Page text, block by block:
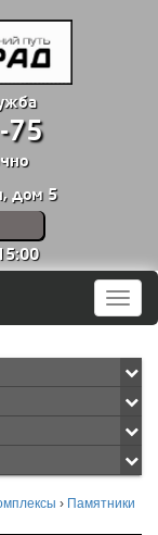
75
дом 5
Меню
› Памятники